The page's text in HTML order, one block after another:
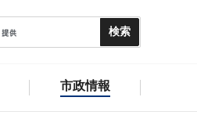
市政情報